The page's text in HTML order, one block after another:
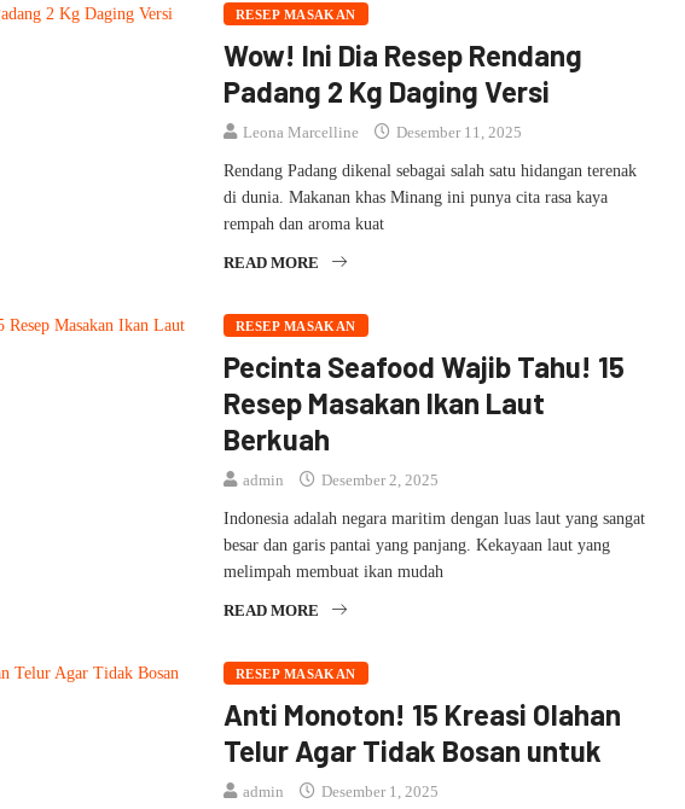
RESEP MASAKAN
Wow! Ini Dia Resep Rendang
Padang 2 Kg Daging Versi
Leona Marcelline Desember 11, 2025
Rendang Padang dikenal sebagai salah satu hidangan terenak
di dunia. Makanan khas Minang ini punya cita rasa kaya
rempah dan aroma kuat
READ MORE
RESEP MASAKAN
Pecinta Seafood Wajib Tahu! 15
Resep Masakan Ikan Laut
Berkuah
admin Desember 2, 2025
Indonesia adalah negara maritim dengan luas laut yang sangat
besar dan garis pantai yang panjang. Kekayaan laut yang
melimpah membuat ikan mudah
READ MORE
RESEP MASAKAN
Anti Monoton! 15 Kreasi Olahan
Telur Agar Tidak Bosan untuk
admin Desember 1, 2025